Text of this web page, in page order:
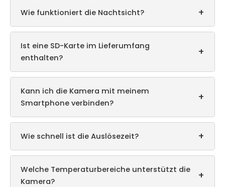
Wie funktioniert die Nachtsicht? +
Ist eine SD-Karte im Lieferumfang
enthalten?
+
Kann ich die Kamera mit meinem
Smartphone verbinden?
+
Wie schnell ist die Auslösezeit? +
Welche Temperaturbereiche unterstützt die
Kamera?
+